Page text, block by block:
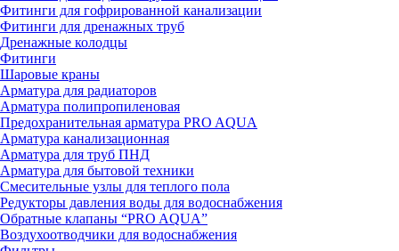
Фитинги для гофрированной канализации
Фитинги для дренажных труб
Дренажные колодцы
Фитинги
Шаровые краны
Арматура для радиаторов
Арматура полипропиленовая
Предохранительная арматура PRO AQUA
Арматура канализационная
Арматура для труб ПНД
Арматура для бытовой техники
Смесительные узлы для теплого пола
Редукторы давления воды для водоснабжения
Обратные клапаны “PRO AQUA”
Воздухоотводчики для водоснабжения